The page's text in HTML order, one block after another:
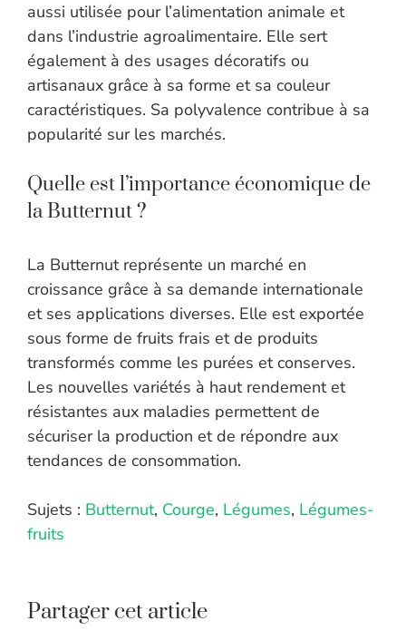
aussi utilisée pour l’alimentation animale et
dans l’industrie agroalimentaire. Elle sert
également à des usages décoratifs ou
artisanaux grâce à sa forme et sa couleur
caractéristiques. Sa polyvalence contribue à sa
popularité sur les marchés.
Quelle est l’importance économique de
la Butternut ?
La Butternut représente un marché en
croissance grâce à sa demande internationale
et ses applications diverses. Elle est exportée
sous forme de fruits frais et de produits
transformés comme les purées et conserves.
Les nouvelles variétés à haut rendement et
résistantes aux maladies permettent de
sécuriser la production et de répondre aux
tendances de consommation.
Sujets : Butternut, Courge, Légumes, Légumes-
fruits
Partager cet article